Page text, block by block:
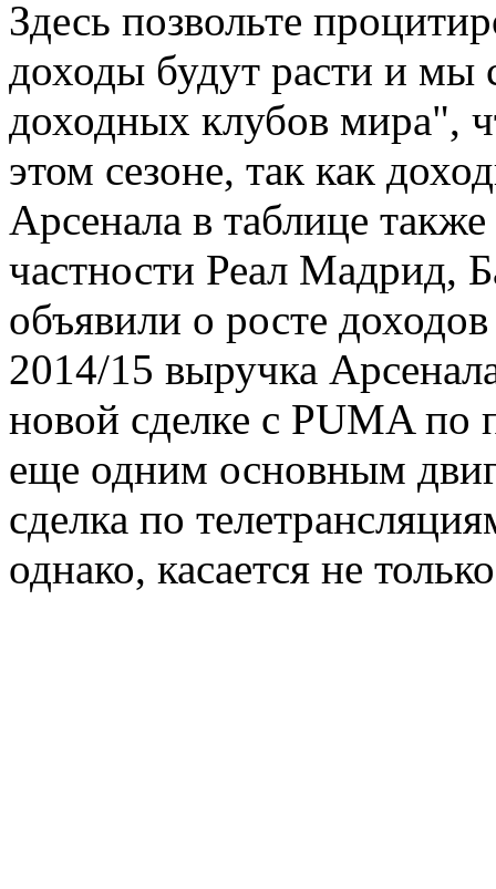
Здесь позвольте
доходы будут расти и мы
доходных клубов мира",
этом сезоне, так как
Арсенала в таблице
частности Реал Мадрид,
объявили о росте
2014/15 выручка
новой сделке с PUMA по
еще одним основным
сделка по
однако, касается не